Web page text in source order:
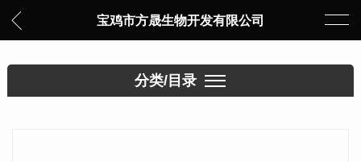
宝鸡市方晟生物开发有限公司
分类/目录